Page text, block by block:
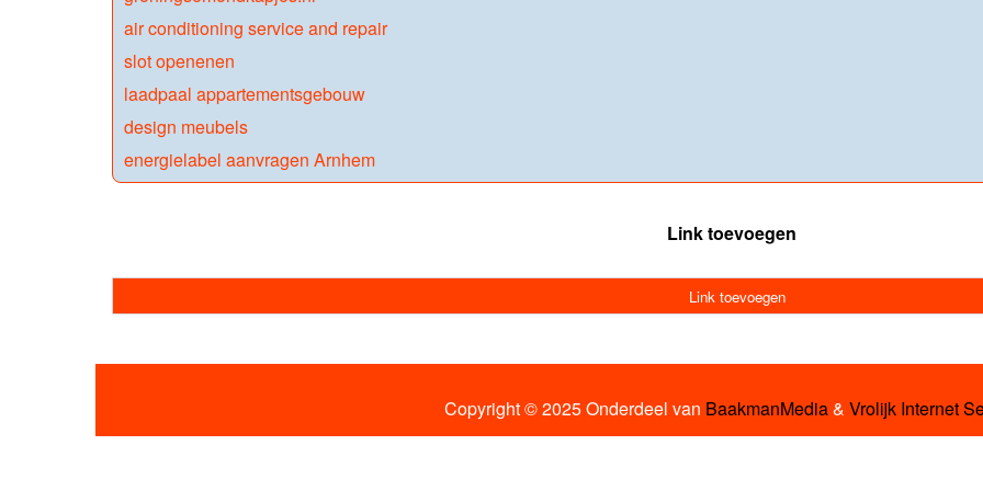
air conditioning service and repair
slot openenen
laadpaal appartementsgebouw
design meubels
energielabel aanvragen Arnhem
Link toevoegen
Link toevoegen
Copyright © 2025 Onderdeel van BaakmanMedia& Vrolijk Internet